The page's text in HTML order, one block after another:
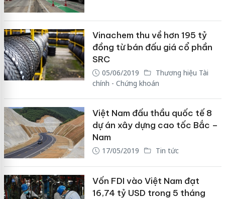
Vinachem thu về hơn 195 tỷ
đồng từ bán đấu giá cổ phần
SRC
05/06/2019
Thương hiệu Tài
chính - Chứng khoán
Việt Nam đấu thầu quốc tế 8
dự án xây dựng cao tốc Bắc –
Nam
17/05/2019 Tin tức
Vốn FDI vào Việt Nam đạt
16,74 tỷ USD trong 5 tháng